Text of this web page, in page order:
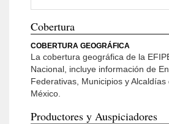
Cobertura
COBERTURA GEOGRÁFICA
La cobertura geográfica de la
Nacional, incluye información de
Federativas, Municipios y
México.
Productores y Auspiciadores